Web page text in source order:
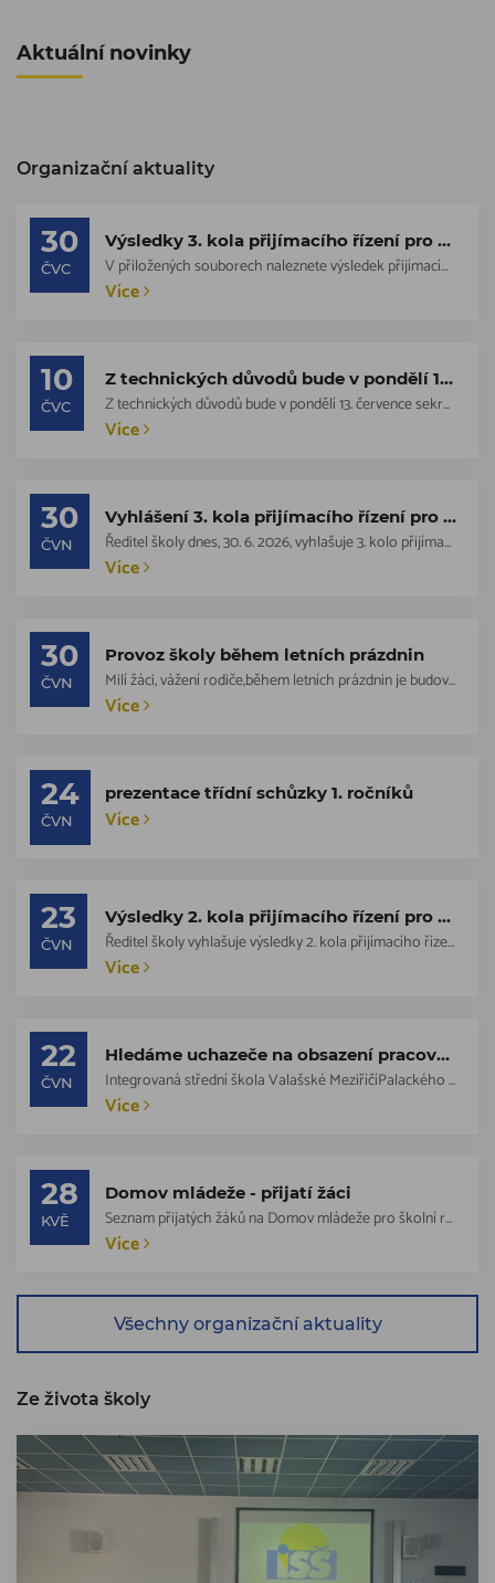
Aktuální novinky
Organizační aktuality
30
ČVC
Výsledky 3. kola přijímacího řízení pro školní rok 2026/2027
V přiložených souborech naleznete výsledek přijímacího řízení.
Více
10
ČVC
Z technických důvodů bude v pondělí 13. července sekretariát školy uzavřen.
Z technických důvodů bude v pondělí 13. července sekretariát školy uzavřen. Děku...
Více
30
ČVN
Vyhlášení 3. kola přijímacího řízení pro šk. rok 2026/2027
Ředitel školy dnes, 30. 6. 2026, vyhlašuje 3. kolo přijímacího řízení pro šk. ro...
Více
30
ČVN
Provoz školy během letních prázdnin
Milí žáci, vážení rodiče,během letních prázdnin je budova školy uzavřena, provoz...
Více
24
ČVN
prezentace třídní schůzky 1. ročníků
Více
23
ČVN
Výsledky 2. kola přijímacího řízení pro školní rok 2026/2027
Ředitel školy vyhlašuje výsledky 2. kola přijímacího řízení pro školní rok 2026/...
Více
22
ČVN
Hledáme uchazeče na obsazení pracovního místa: pomocná kuchařka
Integrovaná střední škola Valašské MeziříčíPalackého 239/49, 757 01 Valašské Mez...
Více
28
KVĚ
Domov mládeže - přijatí žáci
Seznam přijatých žáků na Domov mládeže pro školní rok 2026 - 2027.Více informací...
Více
Všechny organizační aktuality
Ze života školy